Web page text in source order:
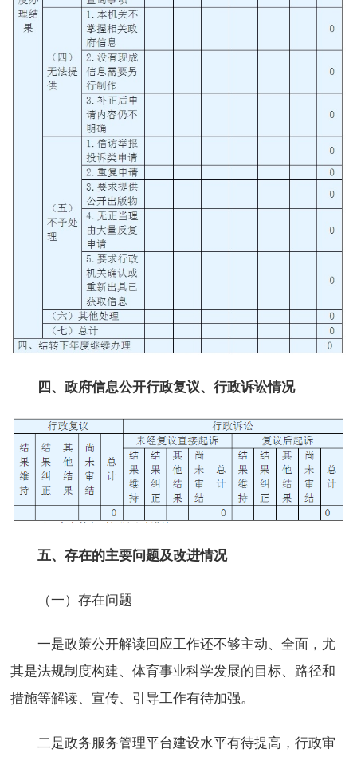
四、政府信息公开行政复议、行政诉讼情况
五、存在的主要问题及改进情况
（一）存在问题
一是政策公开解读回应工作还不够主动、全面，尤
其是法规制度构建、体育事业科学发展的目标、路径和
措施等解读、宣传、引导工作有待加强。
二是政务服务管理平台建设水平有待提高，行政审